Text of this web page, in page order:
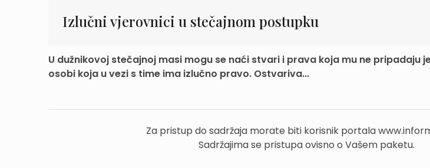
Izlučni vjerovnici u stečajnom postupku
U dužnikovoj stečajnoj masi mogu se naći stvari i prava koja mu ne pripadaju
osobi koja u vezi s time ima izlučno pravo. Ostvariva...
Za pristup do sadržaja morate biti korisnik portala
Sadržajima se pristupa ovisno o Vašem paketu.